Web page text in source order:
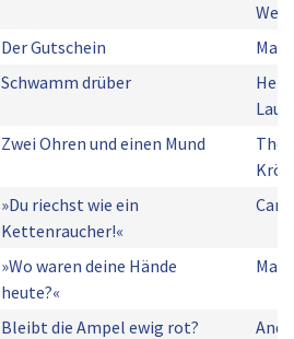
Der Gutschein
Schwamm drüber
Zwei Ohren und einen Mund
»Du riechst wie ein
Kettenraucher!«
»Wo waren deine Hände
heute?«
Bleibt die Ampel ewig rot?